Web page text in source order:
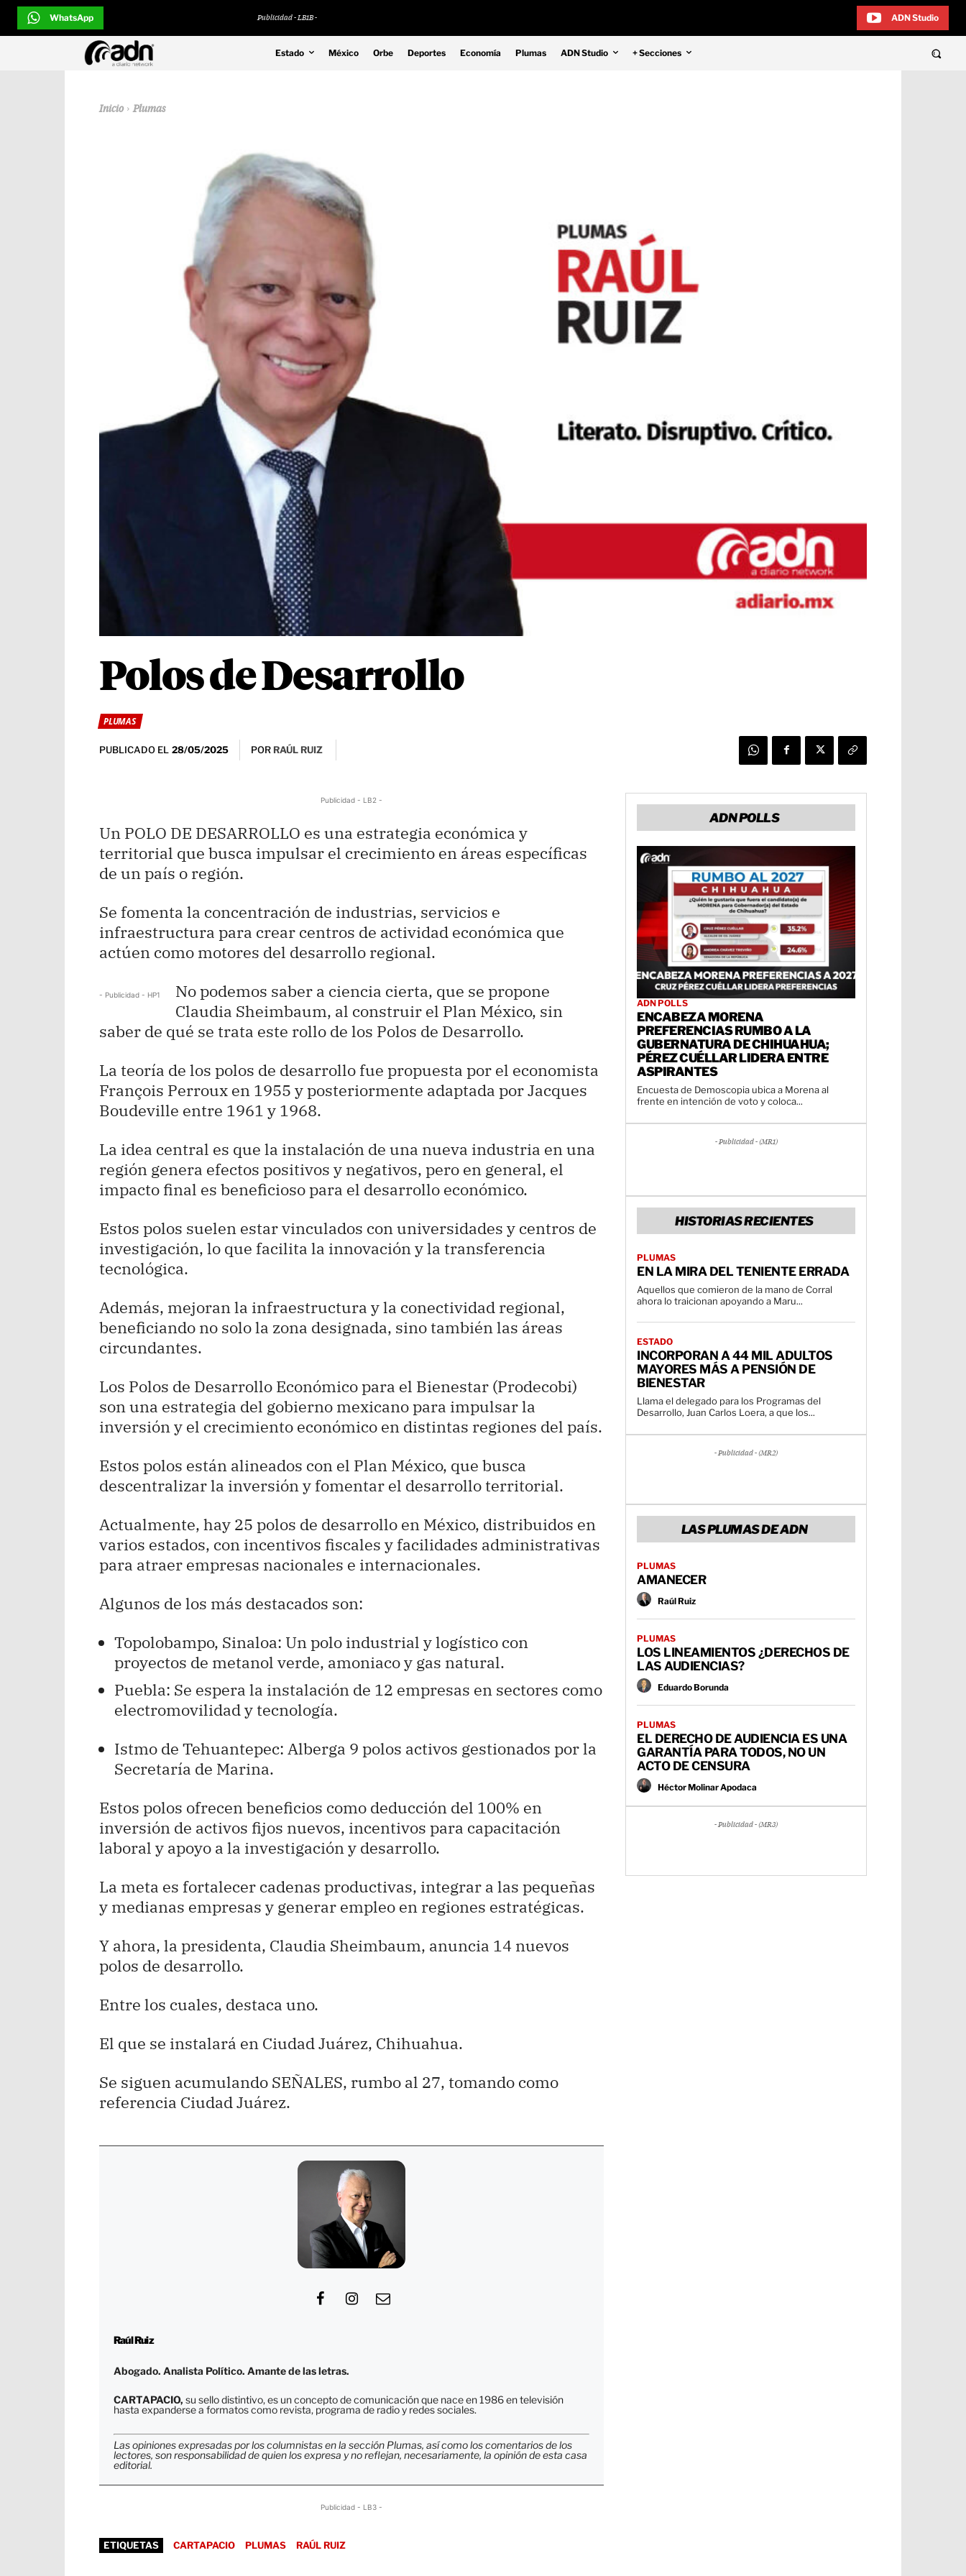
WhatsApp Publicidad - LB1B - ADN Studio
Estado México Orbe Deportes Economía Plumas ADN Studio + Secciones
Inicio Plumas
Polos de Desarrollo
PLUMAS
PUBLICADO EL 28/05/2025 POR RAÚL RUIZ
Publicidad - LB2 -
Un POLO DE DESARROLLO es una estrategia económica y
territorial que busca impulsar el crecimiento en áreas específicas
de un país o región.
Se fomenta la concentración de industrias, servicios e
infraestructura para crear centros de actividad económica que
actúen como motores del desarrollo regional.
- Publicidad - HP1
No podemos saber a ciencia cierta, que se propone
Claudia Sheimbaum, al construir el Plan México, sin
saber de qué se trata este rollo de los Polos de Desarrollo.
La teoría de los polos de desarrollo fue propuesta por el economista
François Perroux en 1955 y posteriormente adaptada por Jacques
Boudeville entre 1961 y 1968.
La idea central es que la instalación de una nueva industria en una
región genera efectos positivos y negativos, pero en general, el
impacto final es beneficioso para el desarrollo económico.
Estos polos suelen estar vinculados con universidades y centros de
investigación, lo que facilita la innovación y la transferencia
tecnológica.
Además, mejoran la infraestructura y la conectividad regional,
beneficiando no solo la zona designada, sino también las áreas
circundantes.
Los Polos de Desarrollo Económico para el Bienestar (Prodecobi)
son una estrategia del gobierno mexicano para impulsar la
inversión y el crecimiento económico en distintas regiones del país.
Estos polos están alineados con el Plan México, que busca
descentralizar la inversión y fomentar el desarrollo territorial.
Actualmente, hay 25 polos de desarrollo en México, distribuidos en
varios estados, con incentivos fiscales y facilidades administrativas
para atraer empresas nacionales e internacionales.
Algunos de los más destacados son:
Topolobampo, Sinaloa: Un polo industrial y logístico con
proyectos de metanol verde, amoniaco y gas natural.
Puebla: Se espera la instalación de 12 empresas en sectores como
electromovilidad y tecnología.
Istmo de Tehuantepec: Alberga 9 polos activos gestionados por la
Secretaría de Marina.
Estos polos ofrecen beneficios como deducción del 100% en
inversión de activos fijos nuevos, incentivos para capacitación
laboral y apoyo a la investigación y desarrollo.
La meta es fortalecer cadenas productivas, integrar a las pequeñas
y medianas empresas y generar empleo en regiones estratégicas.
Y ahora, la presidenta, Claudia Sheimbaum, anuncia 14 nuevos
polos de desarrollo.
Entre los cuales, destaca uno.
El que se instalará en Ciudad Juárez, Chihuahua.
Se siguen acumulando SEÑALES, rumbo al 27, tomando como
referencia Ciudad Juárez.
Raúl Ruiz
Abogado. Analista Político. Amante de las letras.
CARTAPACIO, su sello distintivo, es un concepto de comunicación que nace en 1986 en televisión
hasta expanderse a formatos como revista, programa de radio y redes sociales.
Las opiniones expresadas por los columnistas en la sección Plumas, así como los comentarios de los
lectores, son responsabilidad de quien los expresa y no reflejan, necesariamente, la opinión de esta casa
editorial.
Publicidad - LB3 -
ETIQUETAS CARTAPACIO PLUMAS RAÚL RUIZ
ADN POLLS
ADN POLLS
ENCABEZA MORENA
PREFERENCIAS RUMBO A LA
GUBERNATURA DE CHIHUAHUA;
PÉREZ CUÉLLAR LIDERA ENTRE
ASPIRANTES
Encuesta de Demoscopia ubica a Morena al
frente en intención de voto y coloca...
- Publicidad - (MR1)
HISTORIAS RECIENTES
PLUMAS
EN LA MIRA DEL TENIENTE ERRADA
Aquellos que comieron de la mano de Corral
ahora lo traicionan apoyando a Maru...
ESTADO
INCORPORAN A 44 MIL ADULTOS
MAYORES MÁS A PENSIÓN DE
BIENESTAR
Llama el delegado para los Programas del
Desarrollo, Juan Carlos Loera, a que los...
- Publicidad - (MR2)
LAS PLUMAS DE ADN
PLUMAS
AMANECER
Raúl Ruiz
PLUMAS
LOS LINEAMIENTOS ¿DERECHOS DE
LAS AUDIENCIAS?
Eduardo Borunda
PLUMAS
EL DERECHO DE AUDIENCIA ES UNA
GARANTÍA PARA TODOS, NO UN
ACTO DE CENSURA
Héctor Molinar Apodaca
- Publicidad - (MR3)